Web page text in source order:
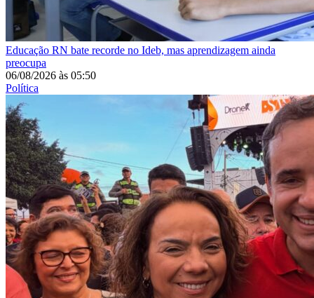
Educação RN bate recorde no Ideb, mas aprendizagem ainda
preocupa
06/08/2026 às 05:50
Política